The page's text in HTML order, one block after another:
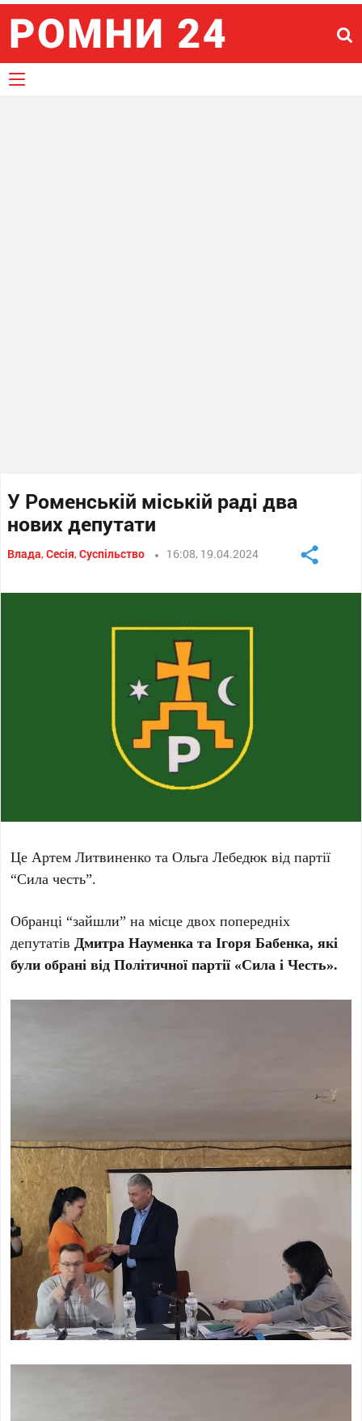
У Роменській міській раді два
нових депутати
Влада,Сесія,Суспільство 16:08, 19.04.2024
Це Артем Литвиненко та Ольга Лебедюк від партії
“Сила честь”.
Обранці “зайшли” на місце двох попередніх
депутатів Дмитра Науменка та Ігоря Бабенка, які
були обрані від Політичної партії «Сила і Честь».